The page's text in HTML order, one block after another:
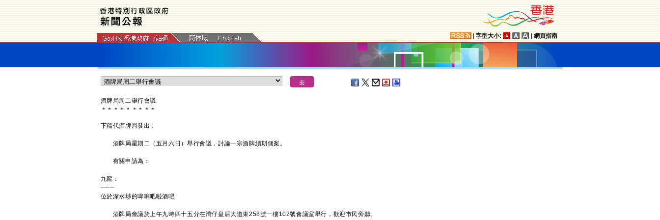
字型大小: 網頁指南
酒牌局周二舉行會議
＊ ＊ ＊ ＊ ＊ ＊ ＊ ＊ ＊
下稿代酒牌局發出：
酒牌局星期二（五月六日）舉行會議，討論一宗酒牌續期個案。
有關申請為：
九龍：
───
位於深水埗的啤唎吧啦酒吧
酒牌局會議於上午九時四十五分在灣仔皇后大道東258號一樓102號會議室舉行，歡迎市民旁聽。